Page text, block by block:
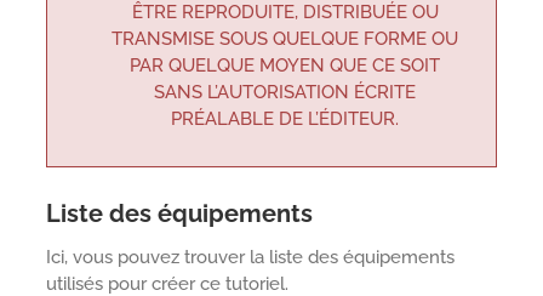
ÊTRE REPRODUITE, DISTRIBUÉE OU
TRANSMISE SOUS QUELQUE FORME OU
PAR QUELQUE MOYEN QUE CE SOIT
SANS L’AUTORISATION ÉCRITE
PRÉALABLE DE L’ÉDITEUR.
Liste des équipements
Ici, vous pouvez trouver la liste des équipements
utilisés pour créer ce tutoriel.